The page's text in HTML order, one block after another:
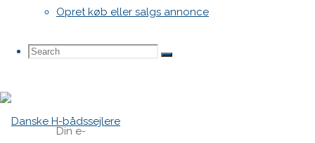
Opret køb eller salgs annonce
Search
Search
Search
et
Din e-